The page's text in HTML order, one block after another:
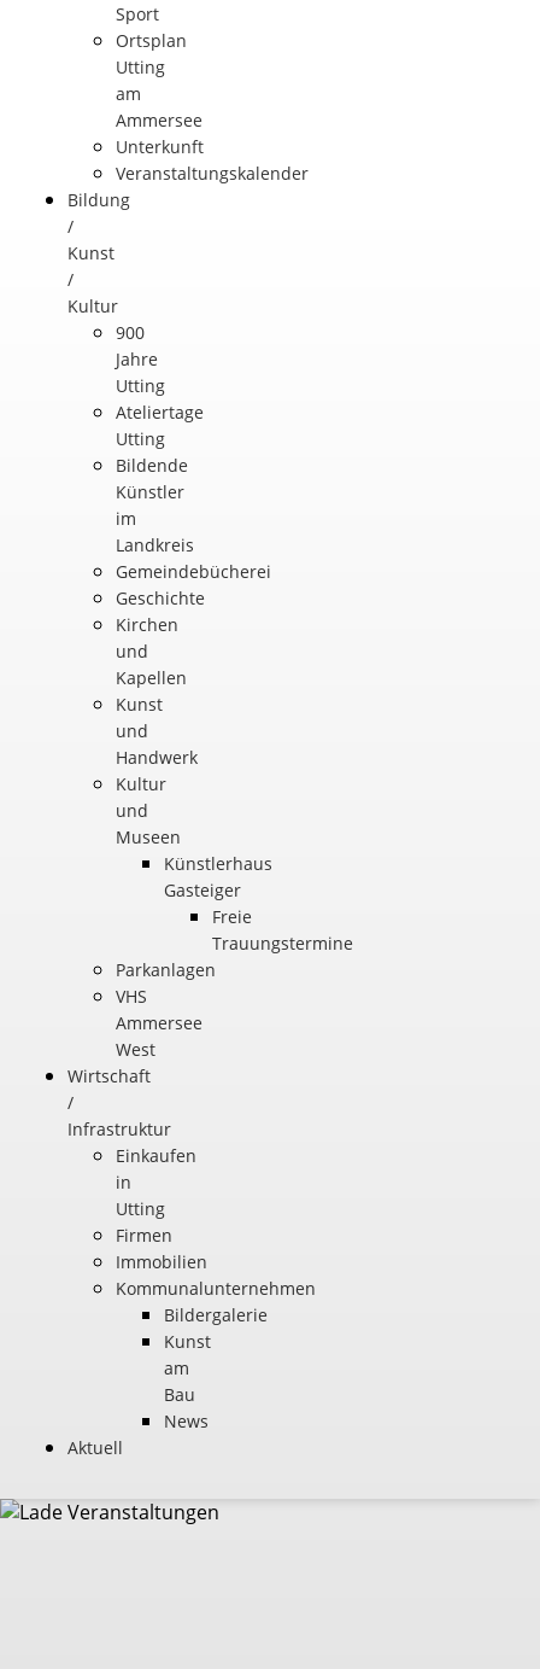
Sport
Ortsplan
Utting
am
Ammersee
Unterkunft
Veranstaltungskalender
Bildung
/
Kunst
/
Kultur
900
Jahre
Utting
Ateliertage
Utting
Bildende
Künstler
im
Landkreis
Gemeindebücherei
Geschichte
Kirchen
und
Kapellen
Kunst
und
Handwerk
Kultur
und
Museen
Künstlerhaus
Gasteiger
Freie
Trauungstermine
Parkanlagen
VHS
Ammersee
West
Wirtschaft
/
Infrastruktur
Einkaufen
in
Utting
Firmen
Immobilien
Kommunalunternehmen
Bildergalerie
Kunst
am
Bau
News
Aktuell